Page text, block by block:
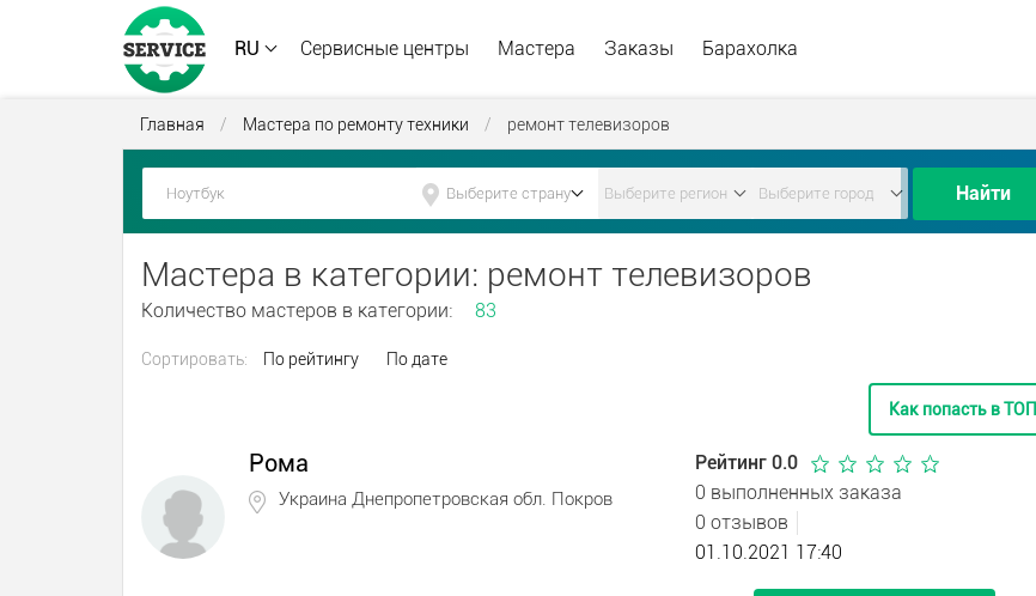
RU Сервисные центры Мастера Заказы Барахолка
Главная / Мастера по ремонту техники / ремонт телевизоров
Найти
Мастера в категории: ремонт телевизоров
Количество мастеров в категории: 83
Сортировать: По рейтингу По дате
Как попасть в ТОП
Рома
Украина Днепропетровская обл. Покров
Рейтинг 0.0
0 выполненных заказа
0 отзывов
01.10.2021 17:40